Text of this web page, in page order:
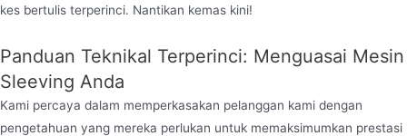
kes bertulis terperinci. Nantikan kemas kini!
Panduan Teknikal Terperinci: Menguasai Mesin
Sleeving Anda
Kami percaya dalam memperkasakan pelanggan kami dengan
pengetahuan yang mereka perlukan untuk memaksimumkan prestasi